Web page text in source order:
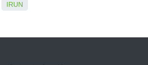
IRUN